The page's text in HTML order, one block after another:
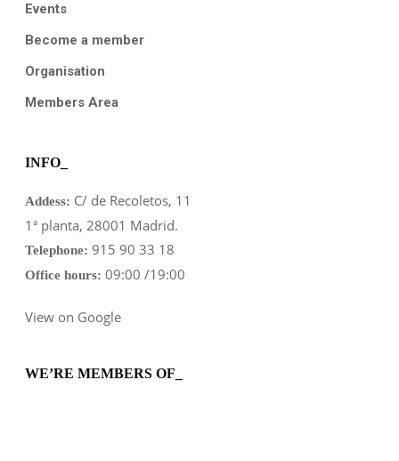
Events
Become a member
Organisation
Members Area
INFO_
Addess: C/ de Recoletos, 11
1ª planta, 28001 Madrid.
Telephone: 915 90 33 18
Office hours: 09:00 /19:00
View on Google
WE’RE MEMBERS OF_